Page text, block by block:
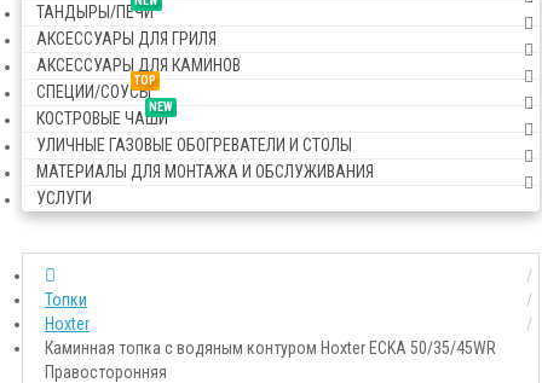
ТАНДЫРЫ/ПЕЧИ
АКСЕССУАРЫ ДЛЯ ГРИЛЯ
АКСЕССУАРЫ ДЛЯ КАМИНОВ
TOP
СПЕЦИИ/СОУСЫ
NEW
КОСТРОВЫЕ ЧАШИ
УЛИЧНЫЕ ГАЗОВЫЕ ОБОГРЕВАТЕЛИ И СТОЛЫ
МАТЕРИАЛЫ ДЛЯ МОНТАЖА И ОБСЛУЖИВАНИЯ
УСЛУГИ
Топки
Hoxter
Каминная топка с водяным контуром Hoxter ECKA 50/35/45WR
Правосторонняя